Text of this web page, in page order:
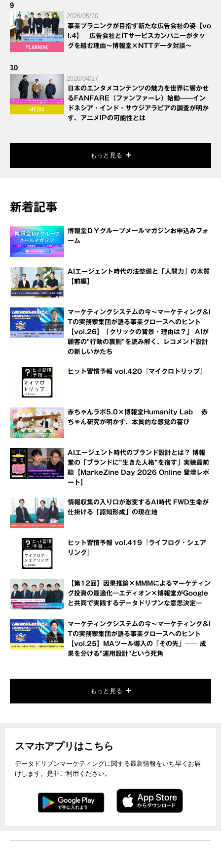
9
2026/05/20
事業プラニングが目指す新たな広告会社の姿【vo
l.4】 広告会社とITサービスカンパニーがタッ
グを組む理由～博報堂×NTTデータ対談～
10
2026/04/27
日本のエンタメコンテンツの魅力を世界に響かせ
るFANFARE（ファンファーレ）始動——イン
ドネシア・インド・サウジアラビアの調査が明か
す、アニメIPの可能性とは
もっと見る
新着記事
博報堂ＤＹグループメールマガジンお申込みフォ
ーム
AIエージェント時代の法整備と「人間力」の本質
【前編】
マーケティングシステムの今～マーケティング＆I
Tの実務家集団が語る事業グロースへのヒント
【vol.26】「クリックの背景・理由は？」 AIが
顧客の"行動の裏側"を読み解く、レコメンド設計
の新しいかたち
ヒット習慣予報 vol.420『マイクロトリップ』
赤ちゃんラボ5.0×博報堂Humanity Lab 赤
ちゃん研究が明かす、本質的な感覚の喜び
AIエージェント時代のブランド設計とは？ 博報
堂の「ブランドに“生きた人格”を宿す」実装最前
線【MarkeZine Day 2026 Online 登壇レポ
ート】
情報収集の入り口が激変するAI時代 FWD生命が
仕掛ける「認知形成」の現在地
ヒット習慣予報 vol.419『ライフログ・シェア
リング』
【第12回】因果推論×MMMによるマーケティン
グ投資の最適化―エディオン×博報堂がGoogle
と共同で実践するデータドリブンな意思決定―
マーケティングシステムの今～マーケティング＆I
Tの実務家集団が語る事業グロースへのヒント
【vol.25】MAツール導入の「その先」── 成
果を分ける"運用設計"という死角
もっと見る
スマホアプリはこちら
データドリブンマーケティングに関する最新情報をいち早くお届
けします。是非ご利用ください。